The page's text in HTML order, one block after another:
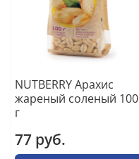
NUTBERRY Арахис
жареный соленый 100
г
77 руб.